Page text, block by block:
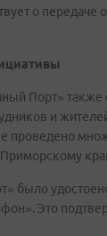
о
Порт»
и
проведено
было
Это